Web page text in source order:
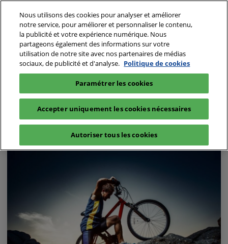
contenu
Média
Nous utilisons des cookies pour analyser et améliorer
notre service, pour améliorer et personnaliser le contenu,
la publicité et votre expérience numérique. Nous
partageons également des informations sur votre
utilisation de notre site avec nos partenaires de médias
sociaux, de publicité et d'analyse. Politique de cookies
Paramétrer les cookies
Accepter uniquement les cookies nécessaires
Autoriser tous les cookies